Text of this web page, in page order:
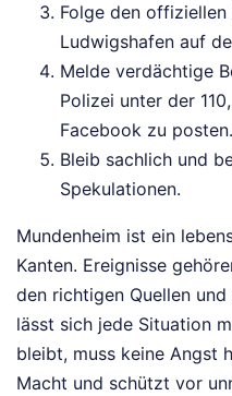
Folge den
Ludwigshafen auf
Melde verdächtige
Polizei unter der
Facebook zu posten.
Bleib sachlich und
Spekulationen.
Mundenheim ist ein
Kanten. Ereignisse
den richtigen Quellen
lässt sich jede Situation
bleibt, muss keine Angst
Macht und schützt vor